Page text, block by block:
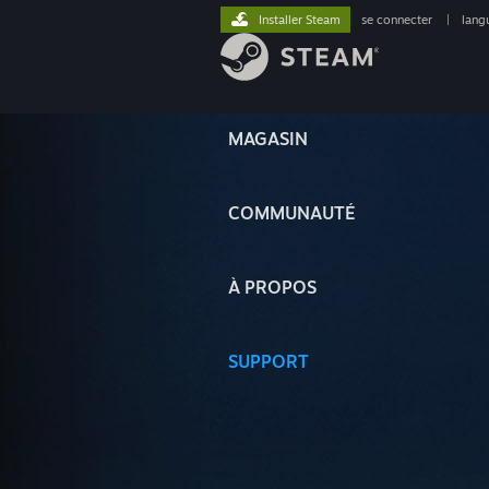
MAGASIN
COMMUNAUTÉ
À PROPOS
SUPPORT
Installer Steam se connecter